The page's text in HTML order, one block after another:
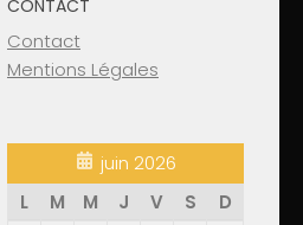
CONTACT
Contact
Mentions Légales
juin 2026
L
M M J V S
D